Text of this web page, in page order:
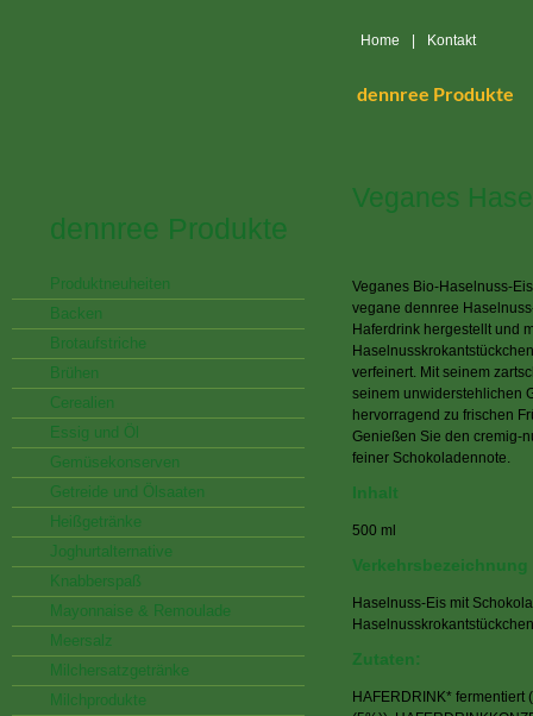
dennree Produkte
Produktneuheiten
Backen
Brotaufstriche
Brühen
Cerealien
Essig und Öl
Gemüsekonserven
Getreide und Ölsaaten
Heißgetränke
Joghurtalternative
Knabberspaß
Mayonnaise & Remoulade
Meersalz
Milchersatzgetränke
Milchprodukte
Veganes
Veganes Bio-Haselnuss-
vegane dennree
Haferdrink hergestellt und
verfeinert. Mit seinem
seinem unwiderstehlichen
hervorragend zu frischen
Genießen Sie den cremig-
feiner Schokoladennote.
Inhalt
500 ml
Verkehrsbezeichnung
Haselnuss-Eis mit
Zutaten:
HAFERDRINK* fermentiert
dennree Produkte
Home Kontakt